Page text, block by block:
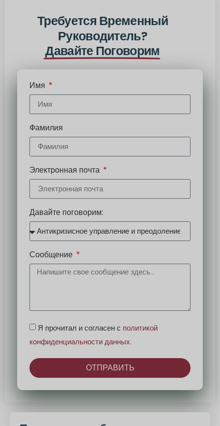
Требуется Временный
Руководитель?
Давайте Поговорим
Имя
Фамилия
Электронная почта
Давайте поговорим:
Сообщение
Я прочитал и согласен с политикой
конфиденциальности данных.
ОТПРАВИТЬ